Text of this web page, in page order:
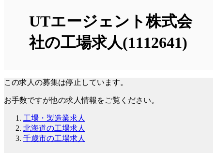
UTエージェント株式会
社の工場求人(1112641)
この求人の募集は停止しています。
お手数ですが他の求人情報をご覧ください。
工場・製造業求人
北海道の工場求人
千歳市の工場求人